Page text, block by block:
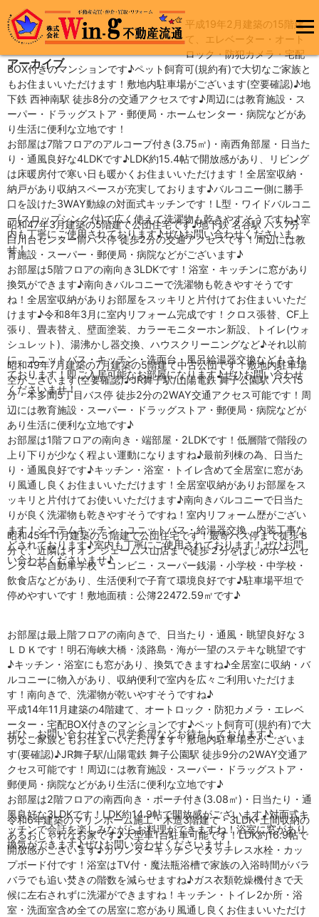
メインメ
ニュー
アーカイブ
平成19年2月建築の15階建
て、エレベーター・オート
ロック・防犯カメラ・宅配
BOX付きのマンションです♪ペット飼育可(規約有)で大切なご家族と
もお住まいいただけます！敷地内駐車場がございます(空要確認)♪地
下鉄 西神南駅 徒歩8分の交通アクセスです♪周辺には教育施設・ス
ーパー・ドラッグストア・郵便局・ホームセンター・病院などがあ
り生活に便利な立地です！
お部屋は7階フロアのアルコープ付き(3.75㎡)・南西角部屋・日当た
り・通風良好な4LDKです♪LDK約15.4帖で開放感があり、リビング
は床暖房付で寒い日も暖かくお住まいいただけます！全居室収納・
納戸があり収納スペースが充実しております♪バルコニー側に勝手
口を設けた3WAY動線の対面式キッチンです！L型・ワイドバルコニ
ー(スロップシンク付)で広く使えて洗濯物も乾きやすそうですね♪室
内も丁寧にご使用されております♪ぜひお問い合わせくださいま
せ！
昭和47年3月建築の5階建て公団住宅です♪地下鉄 名谷駅 バス7分・
白川台センター前バス停 徒歩2分の交通アクセスです！周辺には教
育施設・スーパー・郵便局・病院などがございます♪
お部屋は5階フロアの南向き3LDKです！浴室・キッチンに窓があり
換気ができます♪南向きバルコニーで洗濯物も乾きやすそうです
ね！全居室収納がありお部屋をスッキリと片付けてお住まいいただ
けます♪令和8年3月に室内リフォーム完成です！クロス張替、CF上
張り、畳表替え、壁面塗装、カラーモニターホン新設、トイレ(ウォ
シュレット)、湯沸かし器交換、ハウスクリーニングなど♪それ以前
に、ユニットバス・キッチン・洗面台・風呂給湯器交換などもされ
ております！即ご入居可能なお部屋になります♪ぜひお問い合わせ
くださいませ！
昭和49年7月建築の7月建築の5階建て中古公団です！敷地内駐車場
空がございます(空要確認)♪JR舞子駅/山陽電鉄 舞子公園駅 バス15
分・本多聞5丁目バス停 徒歩2分の2WAY交通アクセス可能です！周
辺には教育施設・スーパー・ドラッグストア・郵便局・病院などが
あり生活に便利な立地です♪
お部屋は1階フロアの南向き・端部屋・2LDKです！低層階で階段の
上り下りが少なく程よい運動になりますね♪最前列棟の為、日当た
り・通風良好です♪キッチン・浴室・トイレ含めて全居室に窓があ
り風通し良くお住まいいただけます！全居室収納がありお部屋をス
ッキリと片付けてお使いいただけます♪南向きバルコニーで日当た
りが良く洗濯物も乾きやすそうですね！室内リフォーム歴がござい
ます！システムキッチン・ユニットバス・給湯器交換、内装工事な
どされております♪室内も丁寧にご使用されております！ぜひお問
い合わせくださいませ♪
昭和45年11月建築の５階建て公団住宅です！最寄バス停まで徒歩８
分で、近隣はイオン ジェームス山店まで徒歩２分をはじめホームセ
ンターや自動車学校・コンビニ・スーパー銭湯・小学校・中学校・
飲食店などがあり、生活便利で子育て環境良好です♪駐車場平坦で
停めやすいです！敷地面積：公簿22472.59㎡です♪
お部屋は最上階フロアの南向きで、日当たり・通風・眺望良好な３
ＬＤＫです！明石海峡大橋・淡路島・海が一望のステキな眺望です
♪キッチン・浴室にも窓があり、換気できますね♪全居室に収納・バ
ルコニーに物入があり、収納便利で室内を広々ご利用いただけま
す！南向きで、洗濯物が乾いやすそうですね♪
ぜひ、お問い合わせやご見学希望などお待ちしております♪
平成14年11月建築の4階建て、オートロック・防犯カメラ・エレベ
ーター・宅配BOX付きのマンションです♪ペット飼育可(規約有)で大
切なご家族ともお住まいいただけます！敷地内駐車場空がございま
す(要確認)♪JR舞子駅/山陽電鉄 舞子公園駅 徒歩9分の2WAY交通ア
クセス可能です！周辺には教育施設・スーパー・ドラッグストア・
郵便局・病院などがあり生活に便利な立地です♪
お部屋は2階フロアの南西向き・ポーチ付き(3.08㎡)・日当たり・通
風良好な3LDKです！LDK約14.9帖で開放感がございます♪対面式キ
ッチンで会話を楽しみながらお料理ができますね！浴室に窓があり
換気ができます♪ぜひお問い合わせくださいませ！
令和6年建築のマリンホーム施工・木造3階建て・3LDK+土間収納の
あるおしゃれなお家です♪大型車1台駐車可能です！LDK約16.9帖で
開放感がございます♪カウンターキッチンでタッチレス水栓・カッ
プボード付です！浴室はTV付・魔法瓶浴槽で家族の入浴時間がバラ
バラでも追い焚きの階数を減らせますね♪ガス衣類乾燥機付きで天
候に左右されずに洗濯ができますね！キッチン・トイレ2か所・浴
室・洗面室含め全ての居室に窓があり風通し良くお住まいいただけ